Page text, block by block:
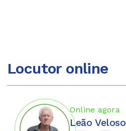
Locutor online
Online agora
Leão Veloso